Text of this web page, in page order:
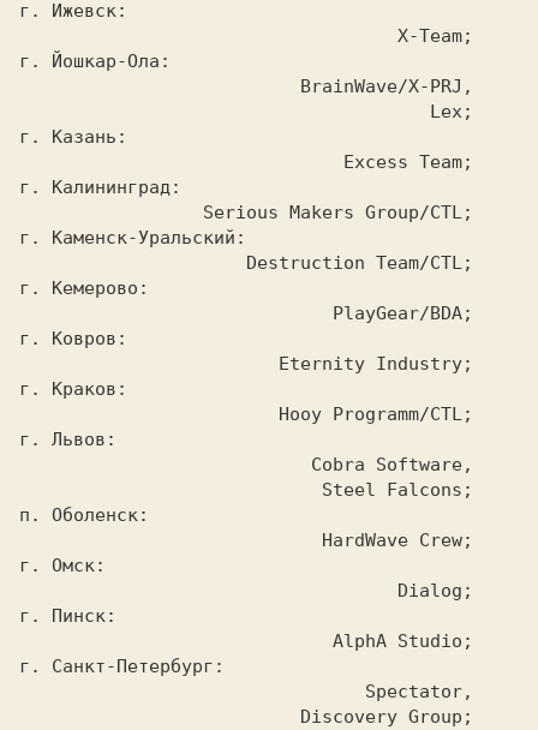
г. Ижевск:
г. Йошкар-Ола:
г. Казань:
г. Калининград:
г. Каменск-Уральский:
г. Кемерово:
г. Ковров:
г. Краков:
г. Львов:
п. Оболенск:
г. Омск:
г. Пинск:
г. Санкт-Петербург: